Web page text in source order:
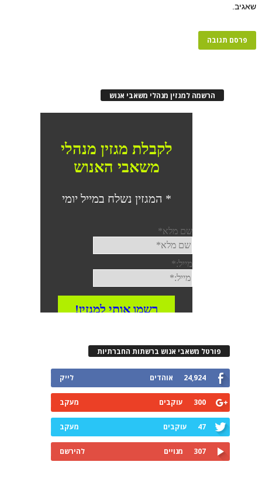
שאגיב.
הרשמה למגזין מנהלי משאבי אנוש
פורטל משאבי אנוש ברשתות החברתיות
24,924 אוהדים לייק
300 עוקבים מעקב
47 עוקבים מעקב
307 מנויים להירשם